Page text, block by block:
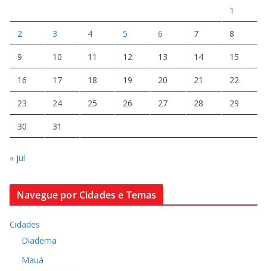
1
2 3 4 5 6 7 8
9 10 11 12 13 14 15
16 17 18 19 20 21 22
23 24 25 26 27 28 29
30 31
« jul
Navegue por Cidades e Temas
Cidades
Diadema
Mauá